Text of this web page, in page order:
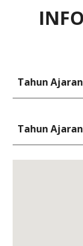
Tahun
Tahun